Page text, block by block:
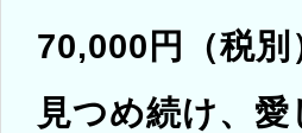
70,000円（税別
見つめ続け、